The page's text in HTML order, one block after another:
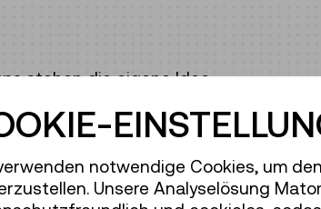
stehen die eigene Idee
Weg bis zur Umsetzung
Umgang mit
unterschiedlichen Geräten
Schneideplotter.notwendige Cookies, um
Unsere Analyselösung